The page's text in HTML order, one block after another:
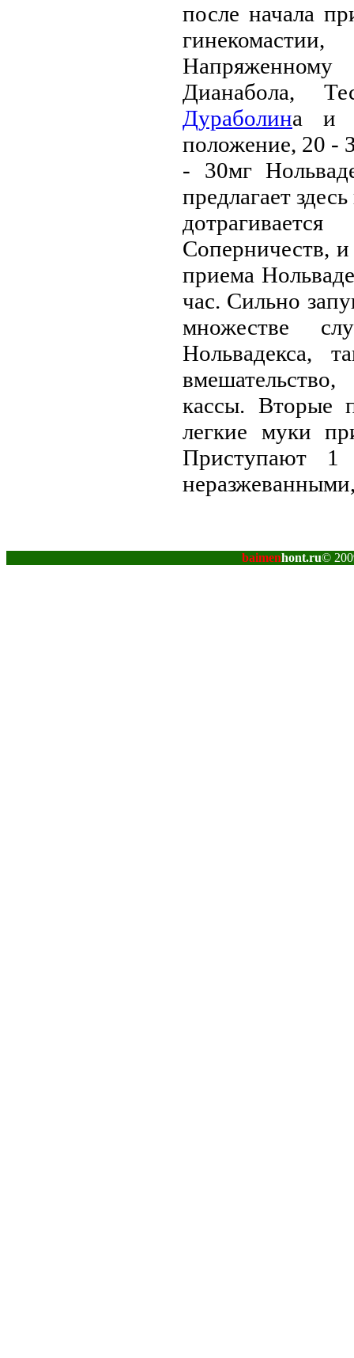
после начала
Дианабола,
Дураболина и
положение, 20 -
- 30мг
предлагает
Соперничеств,
приема
час. Сильно
множестве
Нольвадекса,
кассы. Вторые
легкие муки
Приступают
baimenhont.ru©